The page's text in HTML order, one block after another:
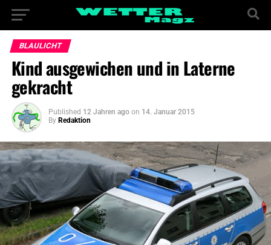
BLAULICHT
Kind ausgewichen und in Laterne
gekracht
Published 12 Jahren ago on 14. Januar 2015
By Redaktion